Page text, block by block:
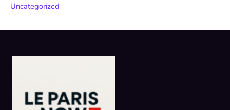
Uncategorized